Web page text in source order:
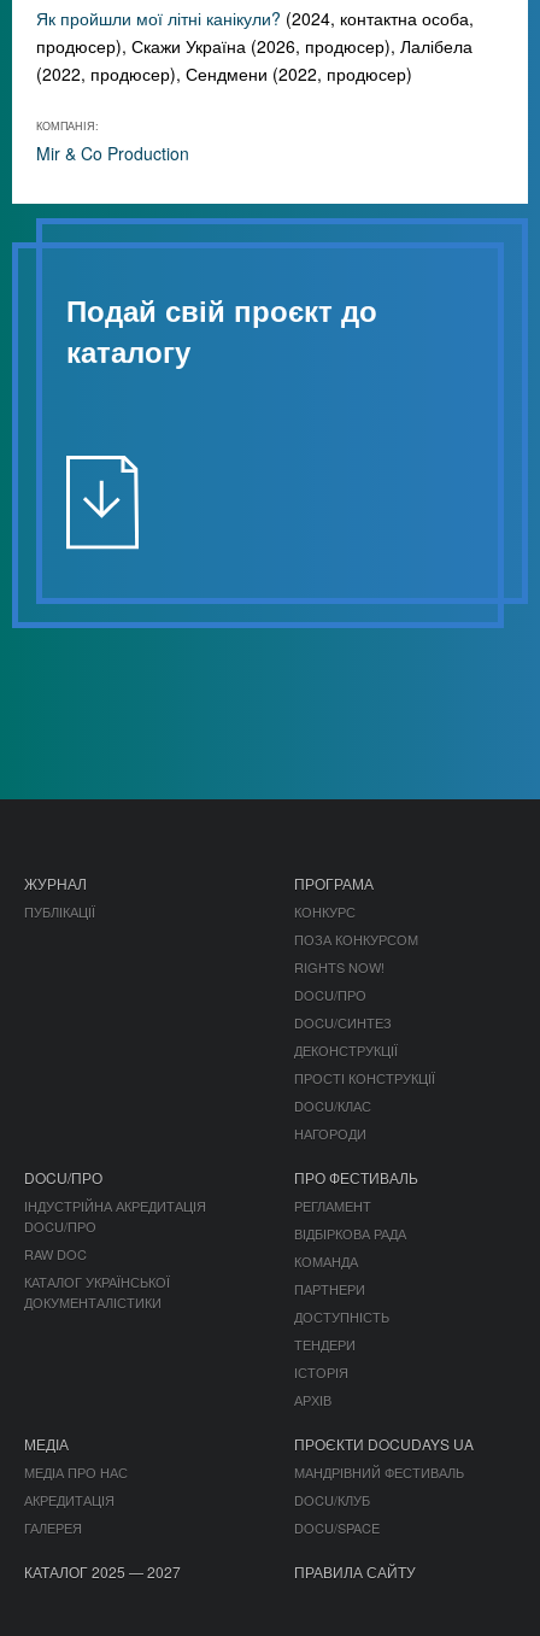
Як пройшли мої літні канікули? (2024, контактна особа,
продюсер), Скажи Україна (2026, продюсер), Лалібела
(2022, продюсер), Сендмени (2022, продюсер)
КОМПАНІЯ:
Mir & Co Production
Подай свій проєкт до
каталогу
ЖУРНАЛ
ПУБЛІКАЦІЇ
ПРОГРАМА
КОНКУРС
ПОЗА КОНКУРСОМ
RIGHTS NOW!
DOCU/ПРО
DOCU/СИНТЕЗ
ДЕКОНСТРУКЦІЇ
ПРОСТІ КОНСТРУКЦІЇ
DOCU/КЛАС
НАГОРОДИ
DOCU/ПРО
ІНДУСТРІЙНА АКРЕДИТАЦІЯ
DOCU/ПРО
RAW DOC
КАТАЛОГ УКРАЇНСЬКОЇ
ДОКУМЕНТАЛІСТИКИ
ПРО ФЕСТИВАЛЬ
РЕГЛАМЕНТ
ВІДБІРКОВА РАДА
КОМАНДА
ПАРТНЕРИ
ДОСТУПНІСТЬ
ТЕНДЕРИ
ІСТОРІЯ
АРХІВ
МЕДІА
МЕДІА ПРО НАС
АКРЕДИТАЦІЯ
ГАЛЕРЕЯ
ПРОЄКТИ DOCUDAYS UA
МАНДРІВНИЙ ФЕСТИВАЛЬ
DOCU/КЛУБ
DOCU/SPACE
КАТАЛОГ 2025 — 2027 ПРАВИЛА САЙТУ